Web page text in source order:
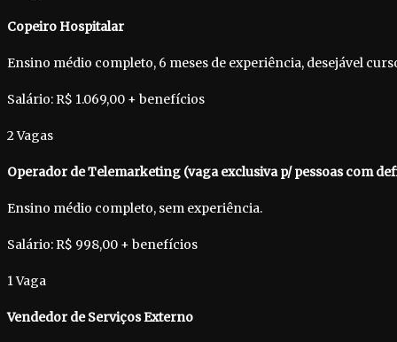
Copeiro Hospitalar
Ensino médio completo, 6 meses de experiência, desejável
Salário: R$ 1.069,00 + benefícios
2 Vagas
Operador de Telemarketing (vaga exclusiva p/ pessoas com
Ensino médio completo, sem experiência.
Salário: R$ 998,00 + benefícios
1 Vaga
Vendedor de Serviços Externo